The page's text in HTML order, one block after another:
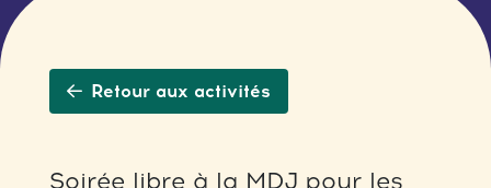
Retour aux activités
Soirée libre à la MDJ pour les